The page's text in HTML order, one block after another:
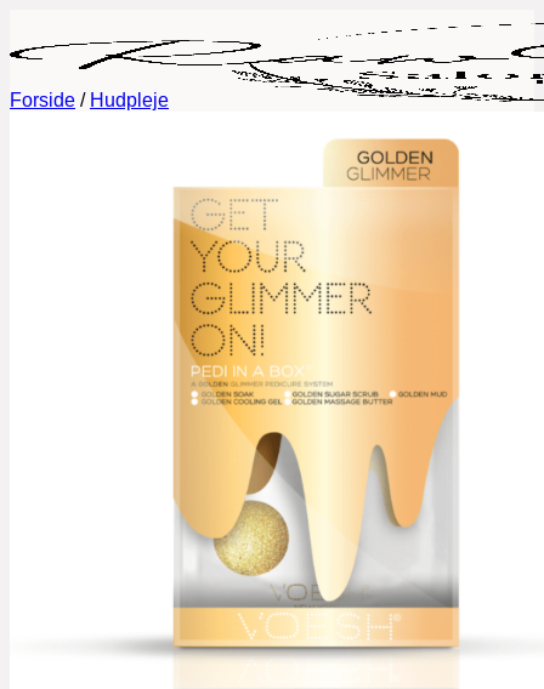
indhold
Behandlinger
Permanent Makeup
Fineline tatoveringer
Lash Lift og Brow Lamination
Eyelash Extensions
Vipper og Bryn Styling
Forside / Hudpleje